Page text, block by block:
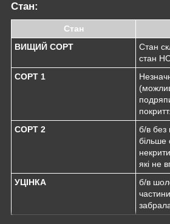
Стан:
Стан
ВИЩИЙ СОРТ
Стан
стан
СОРТ 1
СОРТ 2
б/в без
більше
які не
УЦІНКА
б/в